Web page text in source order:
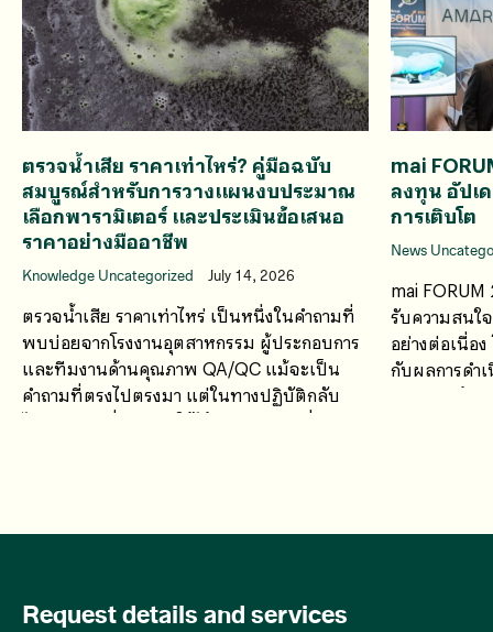
ตรวจน้ำเสีย ราคาเท่าไหร่? คู่มือฉบับ
สมบูรณ์สำหรับการวางแผนงบประมาณ
เลือกพารามิเตอร์ และประเมินข้อเสนอ
ราคาอย่างมืออาชีพ
Knowledge Uncategorized July 14, 2026
ตรวจน้ำเสีย ราคาเท่าไหร่ เป็นหนึ่งในคำถามที่
พบบ่อยจากโรงงานอุตสาหกรรม ผู้ประกอบการ
และทีมงานด้านคุณภาพ QA/QC แม้จะเป็น
คำถามที่ตรงไปตรงมา แต่ในทางปฏิบัติกลับ
ไม่มีคำตอบที่สามารถใช้ได้กับทุกกรณี เนื่องจาก
mai
ลงทุน อัปเ
การเติบโต
News
mai
รับความสนใ
อย่างต่อเนื่อ
กับผลการดำ
ศักยภาพด้า
Request details and services